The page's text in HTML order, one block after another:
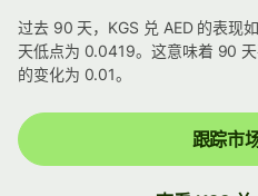
过去 90 天，KGS 兑 AED 的表现
天低点为 0.0419。这意味着 90
的变化为 0.01。
跟踪市